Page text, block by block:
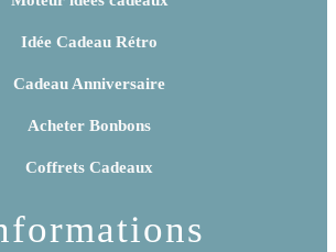
Idée Cadeau Rétro
Cadeau Anniversaire
Acheter Bonbons
Coffrets Cadeaux